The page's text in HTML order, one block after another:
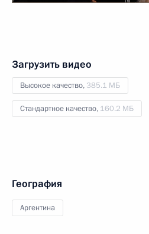
Загрузить видео
Высокое качество, 385.1 МБ
Стандартное качество, 160.2 МБ
География
Аргентина